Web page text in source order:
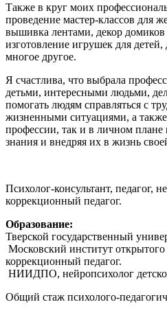
Также в круг моих
проведение мастер-классов для
вышивка лентами, декор
изготовление игрушек для
многое другое.
Я счастлива, что выбрала
детьми, интересными людьми,
помогать людям справляться с
жизненными ситуациями, а также
профессии, так и в личном плане
знания и внедряя их в жизнь
Психолог-консультант, педагог,
коррекционный педагог.
Образование:
Тверской государственный
Московский институт открытого
коррекционный педагог.
НИИДПО, нейропсихолог
Общий стаж психолого-